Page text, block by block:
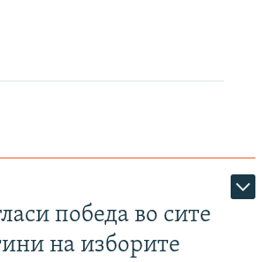
победа во сите
на изборите